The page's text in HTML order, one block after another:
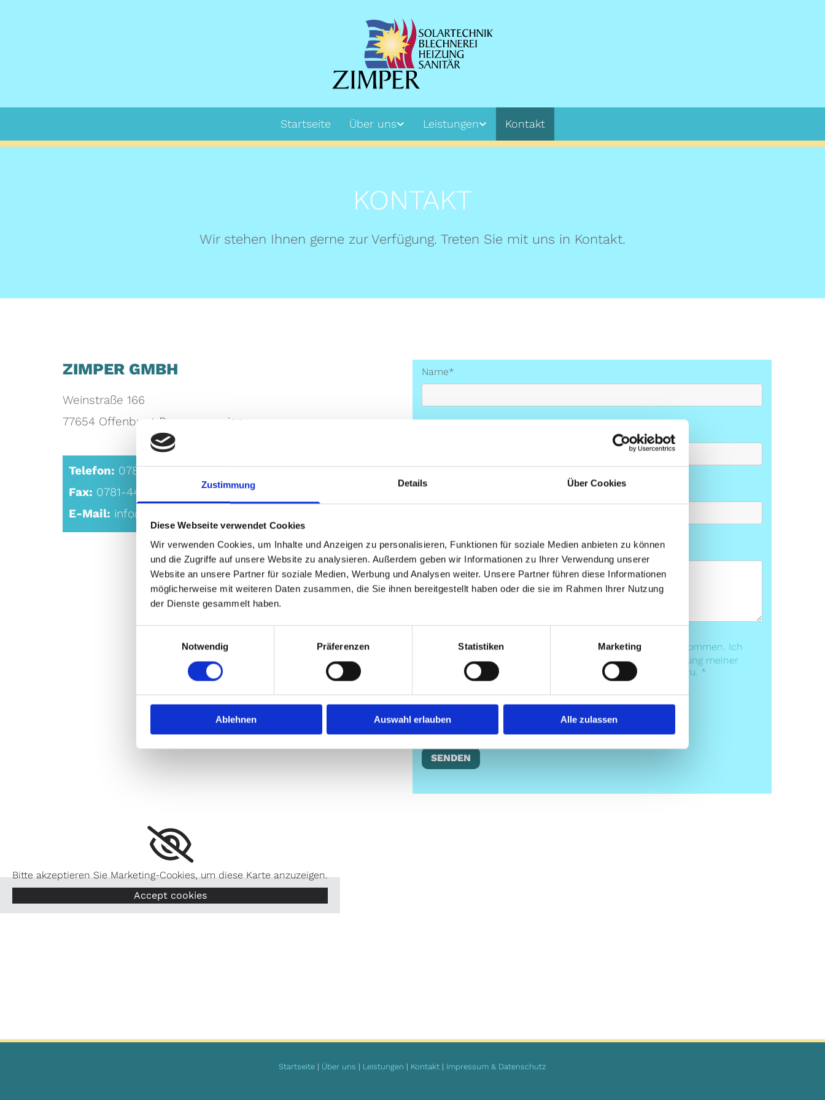
Zustimmung Details Über Cookies
Diese Webseite verwendet Cookies
Wir verwenden Cookies, um Inhalte und Anzeigen zu personalisieren, Funktionen für soziale Medien anbieten zu können
und die Zugriffe auf unsere Website zu analysieren. Außerdem geben wir Informationen zu Ihrer Verwendung unserer
Website an unsere Partner für soziale Medien, Werbung und Analysen weiter. Unsere Partner führen diese Informationen
möglicherweise mit weiteren Daten zusammen, die Sie ihnen bereitgestellt haben oder die sie im Rahmen Ihrer Nutzung
der Dienste gesammelt haben.
Notwendig
Präferenzen Statistiken Marketing
Ablehnen Auswahl erlauben Alle zulassen
Startseite Über uns Leistungen Kontakt
KONTAKT
Wir stehen Ihnen gerne zur Verfügung. Treten Sie mit uns in Kontakt.
ZIMPER GMBH
Weinstraße 166
77654 Offenburg-Rammersweier
Telefon: 0781-33 784
Fax: 0781-44 02 53
E-Mail: info@zimper.de
Name*
Telefon*
Nachricht*
Ich habe die Datenschutzerklärung zur Kenntnis genommen. Ich
stimme einer elektronischen Speicherung und Verarbeitung meiner
eingegebenen Daten zur Beantwortung meiner Anfrage zu. *
Bitte akzeptieren Sie Marketing-Cookies, um diese Karte anzuzeigen.
Accept cookies
Startseite | Über uns | Leistungen | Kontakt | Impressum & Datenschutz